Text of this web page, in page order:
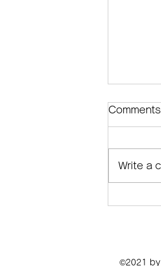
筋肉の
改善方
すく解
方法を
「肩や
係して
Comments
Write a
©2021 by